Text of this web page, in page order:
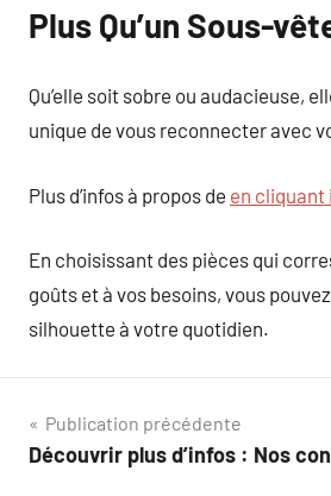
Plus Qu’un Sous-
Qu’elle soit sobre ou audacieuse,
unique de vous reconnecter avec
Plus d’infos à propos de en cliquant
En choisissant des pièces qui
goûts et à vos besoins, vous
silhouette à votre quotidien.
Navigation
de
Publication précédente
Découvrir plus d’infos : Nos